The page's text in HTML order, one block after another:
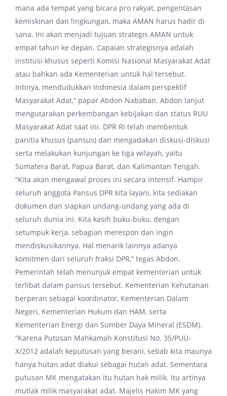
mana ada tempat yang bicara pro rakyat, pengentasan
kemiskinan dan lingkungan, maka AMAN harus hadir di
sana. Ini akan menjadi tujuan strategis AMAN untuk
empat tahun ke depan. Capaian strategisnya adalah
institusi khusus seperti Komisi Nasional Masyarakat Adat
atau bahkan ada Kementerian untuk hal tersebut.
Intinya, mendudukkan Indonesia dalam perspektif
Masyarakat Adat,” papar Abdon Nababan. Abdon lanjut
mengutarakan perkembangan kebijakan dan status RUU
Masyarakat Adat saat ini. DPR RI telah membentuk
panitia khusus (pansus) dan mengadakan diskusi-diskusi
serta melakukan kunjungan ke tiga wilayah, yaitu
Sumatera Barat, Papua Barat, dan Kalimantan Tengah.
“Kita akan mengawal proses ini secara intensif. Hampir
seluruh anggota Pansus DPR kita layani, kita sediakan
dokumen dan siapkan undang-undang yang ada di
seluruh dunia ini. Kita kasih buku-buku, dengan
setumpuk kerja, sebagian merespon dan ingin
mendiskusikannya. Hal menarik lainnya adanya
komitmen dari seluruh fraksi DPR,” tegas Abdon.
Pemerintah telah menunjuk empat kementerian untuk
terlibat dalam pansus tersebut. Kementerian Kehutanan
berperan sebagai koordinator, Kementerian Dalam
Negeri, Kementerian Hukum dan HAM, serta
Kementerian Energi dan Sumber Daya Mineral (ESDM).
“Karena Putusan Mahkamah Konstitusi No. 35/PUU-
X/2012 adalah keputusan yang berani, sebab kita maunya
hanya hutan adat diakui sebagai hutan adat. Sementara
putusan MK mengatakan itu hutan hak milik. Itu artinya
mutlak milik masyarakat adat. Majelis Hakim MK yang